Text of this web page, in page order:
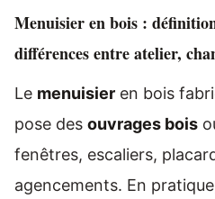
Menuisier en bois :
différences entre atelier,
Le menuisier en bois
pose des ouvrages bois
fenêtres, escaliers,
agencements. En